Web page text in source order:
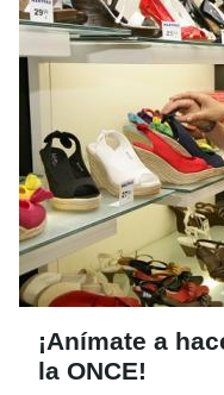
buena jubilación
ciegas –que suelen
quedárselo por no
varios perros, por
motivo.
¡Anímate a
la ONCE!